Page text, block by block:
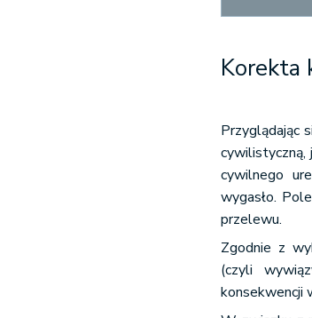
Korekta
Przyglądając
cywilnego
wygasło.
przelewu.
Zgodnie z
(czyli
konsekwencji